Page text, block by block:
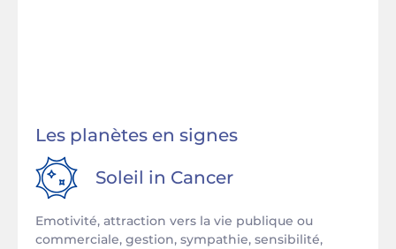
Les planètes en signes
Soleil in Cancer
Emotivité, attraction vers la vie publique ou
commerciale, gestion, sympathie, sensibilité,